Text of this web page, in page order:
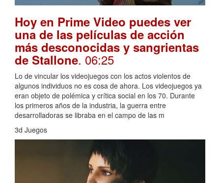
Hoy en Prime Video puedes ver
una de las películas de acción
más desconocidas y sangrientas
de Stallone. 06:25
Lo de vincular los videojuegos con los actos violentos de
algunos individuos no es cosa de ahora. Los videojuegos ya
eran objeto de polémica y crítica social en los 70. Durante
los primeros años de la industria, la guerra entre
desarrolladoras se libraba en el campo de las m
3d Juegos